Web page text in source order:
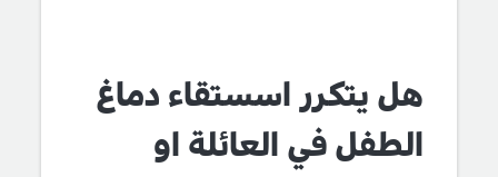
هل يتكرر اسستقاء دماغ
الطفل في العائلة او